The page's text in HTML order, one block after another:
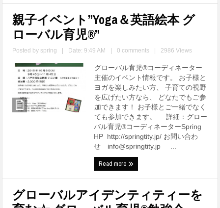
親子イベント”Yoga＆英語絵本 グ
ローバル育児®”
Posted by spring Date: 9:49 AM 0 comments 2986 Views
グローバル育児®コーディネーター
主催のイベント情報です。 お子様と
ヨガを楽しみたい方、 子育ての視野
を広げたい方なら、 どなたでもご参
加できます！ お子様とご一緒でなく
ても参加できます。 詳細：グロー
バル育児®コーディネーターSpring
HP http://springtity.jp/ お問い合わ
せ info@springtity.jp ...
Read more
グローバルアイデンティティーを